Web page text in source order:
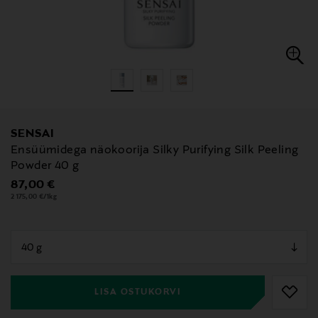
SENSAI
Ensüümidega näokoorija Silky Purifying Silk Peeling
Powder 40 g
Original Price
87,00 €
2 175,00 €/1kg
LISA OSTUKORVI
null